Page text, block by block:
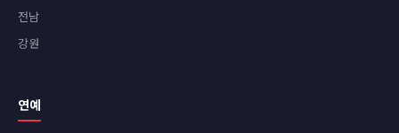
전남
강원
연예